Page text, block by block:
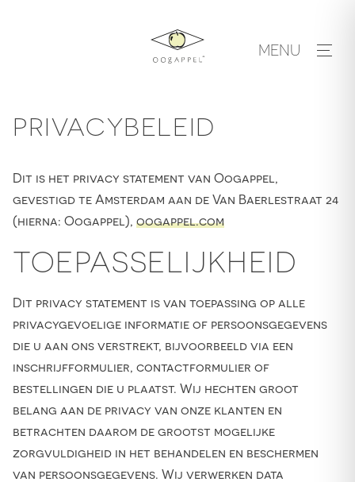
MENU
PRIVACYBELEID
Dit is het privacy statement van Oogappel,
gevestigd te Amsterdam aan de Van Baerlestraat 24
(hierna: Oogappel), oogappel.com
TOEPASSELIJKHEID
Dit privacy statement is van toepassing op alle
privacygevoelige informatie of persoonsgegevens
die u aan ons verstrekt, bijvoorbeeld via een
inschrijfformulier, contactformulier of
bestellingen die u plaatst. Wij hechten groot
belang aan de privacy van onze klanten en
betrachten daarom de grootst mogelijke
zorgvuldigheid in het behandelen en beschermen
van persoonsgegevens. Wij verwerken data